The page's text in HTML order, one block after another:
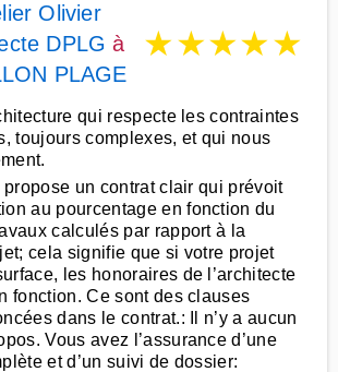
Olivier
DPLG à
PLAGE
★★★★★
qui respecte les contraintes
toujours complexes, et qui nous
propose un contrat clair qui prévoit
au pourcentage en fonction du
calculés par rapport à la
cela signifie que si votre projet
les honoraires de l’architecte
fonction. Ce sont des clauses
dans le contrat.: Il n’y a aucun
Vous avez l’assurance d’une
et d’un suivi de dossier: